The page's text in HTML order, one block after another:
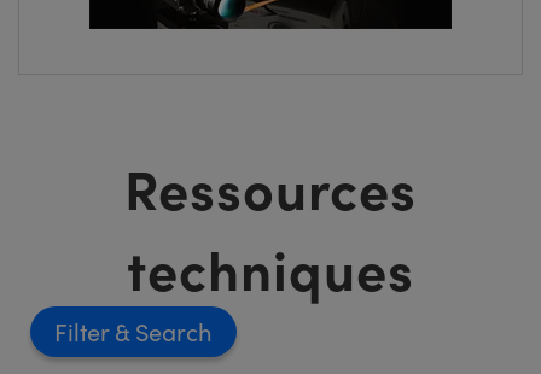
Ressources
techniques
Filter